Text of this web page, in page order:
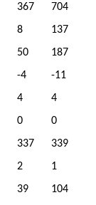
367
704
8
137
50
187
-4
-11
4
4
0
0
337
339
2
1
39
104